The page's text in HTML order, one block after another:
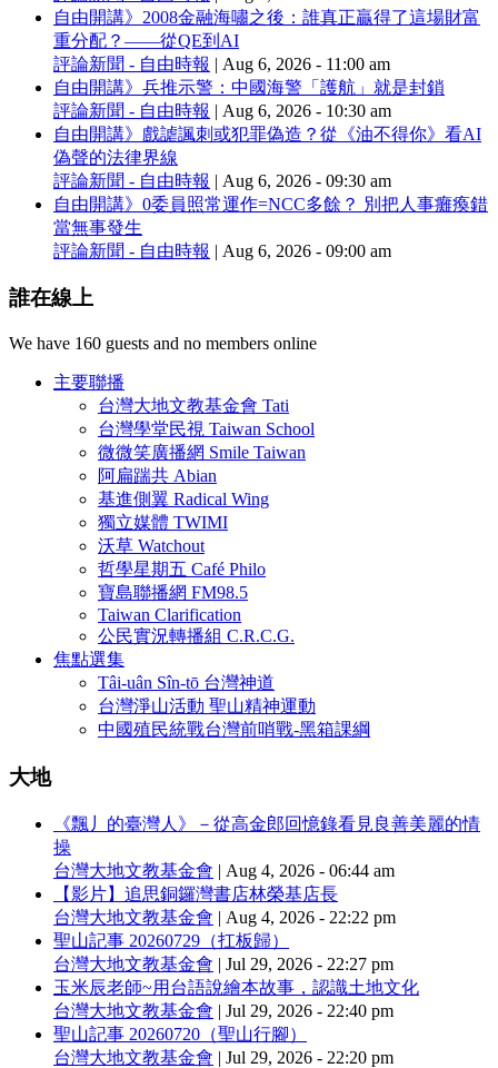
自由開講》2008金融海嘯之後：誰真正贏得了這場財富
重分配？——從QE到AI
評論新聞 - 自由時報 | Aug 6, 2026 - 11:00 am
自由開講》兵推示警：中國海警「護航」就是封鎖
評論新聞 - 自由時報 | Aug 6, 2026 - 10:30 am
自由開講》戲謔諷刺或犯罪偽造？從《油不得你》看AI
偽聲的法律界線
評論新聞 - 自由時報 | Aug 6, 2026 - 09:30 am
自由開講》0委員照常運作=NCC多餘？ 別把人事癱瘓錯
當無事發生
評論新聞 - 自由時報 | Aug 6, 2026 - 09:00 am
誰在線上
We have 160 guests and no members online
主要聯播
台灣大地文教基金會 Tati
台灣學堂民視 Taiwan School
微微笑廣播網 Smile Taiwan
阿扁踹共 Abian
基進側翼 Radical Wing
獨立媒體 TWIMI
沃草 Watchout
哲學星期五 Café Philo
寶島聯播網 FM98.5
Taiwan Clarification
公民實況轉播組 C.R.C.G.
焦點選集
Tâi-uân Sîn-tō 台灣神道
台灣淨山活動 聖山精神運動
中國殖民統戰台灣前哨戰-黑箱課綱
大地
《飄丿的臺灣人》－從高金郎回憶錄看見良善美麗的情
操
台灣大地文教基金會 | Aug 4, 2026 - 06:44 am
【影片】追思銅鑼灣書店林榮基店長
台灣大地文教基金會 | Aug 4, 2026 - 22:22 pm
聖山記事 20260729（扛板歸）
台灣大地文教基金會 | Jul 29, 2026 - 22:27 pm
玉米辰老師~用台語說繪本故事，認識土地文化
台灣大地文教基金會 | Jul 29, 2026 - 22:40 pm
聖山記事 20260720（聖山行腳）
台灣大地文教基金會 | Jul 29, 2026 - 22:20 pm